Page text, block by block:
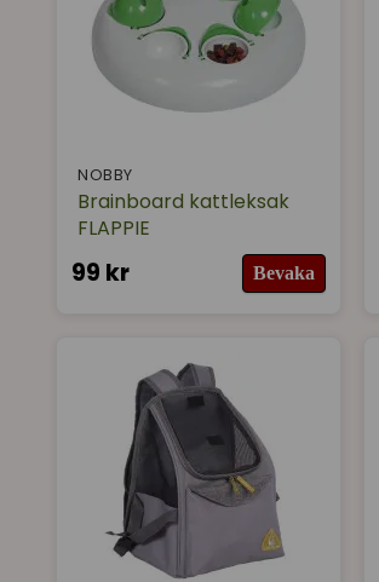
NOBBY
Brainboard kattleksak
FLAPPIE
99 kr Bevaka